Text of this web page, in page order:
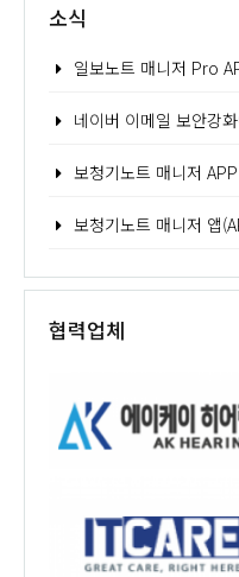
소식
일보노트 매니저 Pro
네이버 이메일 보안강화에 따른 [ 이메일
보청기노트 매니저
보청기노트 매니저 앱
협력업체